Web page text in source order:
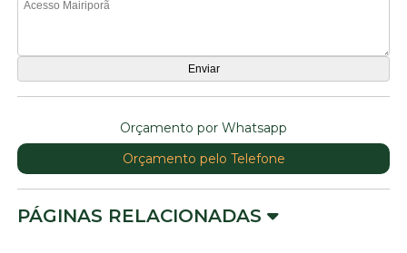
Orçamento por Whatsapp
Orçamento pelo Telefone
PÁGINAS RELACIONADAS